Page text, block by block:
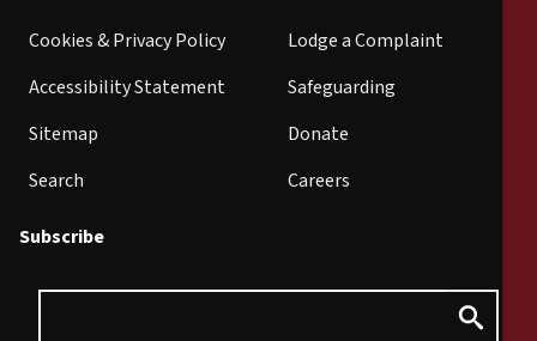
Cookies & Privacy Policy
Accessibility Statement
Sitemap
Search
Lodge a Complaint
Safeguarding
Donate
Careers
Subscribe